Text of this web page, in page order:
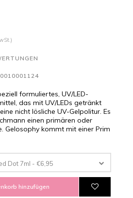
formuliertes, UV/LED-
das mit UV/LEDs getränkt
nicht lösliche UV-Gelpolitur. Es
einen primären oder
Gelosophy kommt mit einer Prim
Dot 7ml - €6,95
hinzufügen